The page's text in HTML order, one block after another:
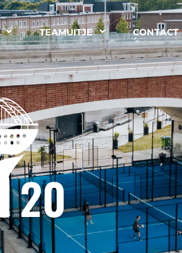
TEAMUITJE CONTACT